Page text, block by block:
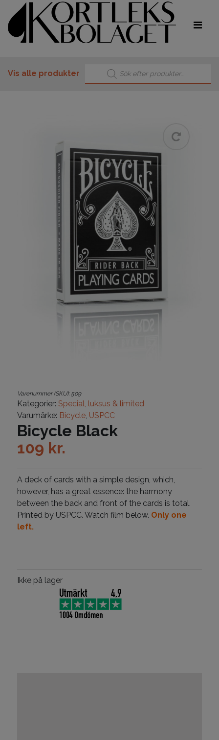
Vis alle produkter
Products search
Varenummer (SKU): 509
Kategorier: Special, luksus & limited
Varumärke: Bicycle, USPCC
Bicycle Black
109 kr.
A deck of cards with a simple design, which,
however, has a great essence: the harmony
between the back and front of the cards is total.
Printed by USPCC. Watch film below. Only one
left.
Ikke på lager